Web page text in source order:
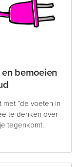
bemoeien
met “de voeten in
te denken over
tegenkomt.